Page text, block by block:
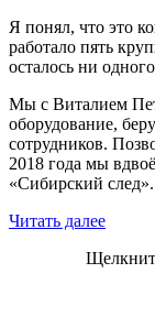
Я понял, что это
работало пять
осталось ни
Мы с Виталием
оборудование,
сотрудников.
2018 года мы
«Сибирский след».
Читать далее